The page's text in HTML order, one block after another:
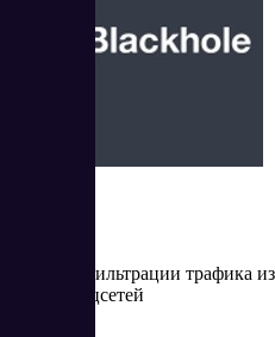
Система фильтрации трафика
других соцсетей